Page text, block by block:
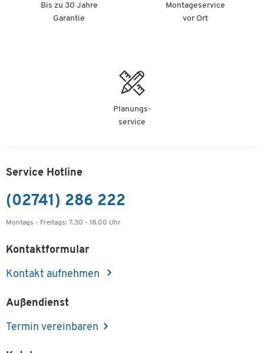
Bis zu 30 Jahre
Garantie
Montageservice
vor Ort
Planungs-
service
Service Hotline
(02741) 286 222
Montags - Freitags: 7.30 - 18.00 Uhr
Kontaktformular
Kontakt aufnehmen
Außendienst
Termin vereinbaren